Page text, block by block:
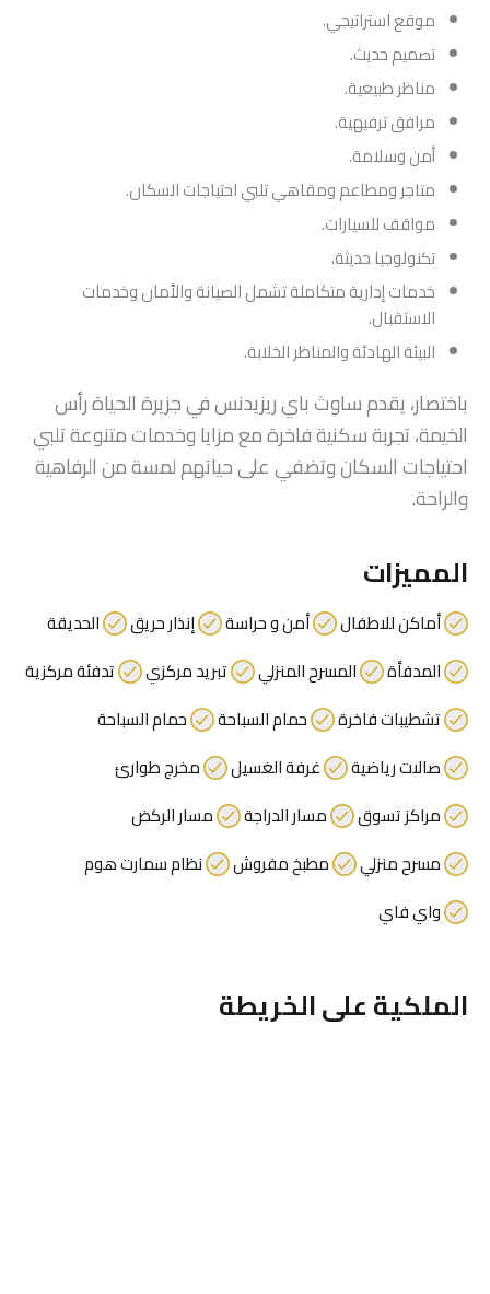
موقع استراتيجي.
تصميم حديث.
مناظر طبيعية.
مرافق ترفيهية.
أمن وسلامة.
متاجر ومطاعم ومقاهي تلبي احتياجات السكان.
مواقف للسيارات.
تكنولوجيا حديثة.
خدمات إدارية متكاملة تشمل الصيانة والأمان وخدمات
الاستقبال.
البيئة الهادئة والمناظر الخلابة.
باختصار، يقدم ساوث باي ريزيدنس في جزيرة الحياة رأس
الخيمة، تجربة سكنية فاخرة مع مزايا وخدمات متنوعة تلبي
احتياجات السكان وتضفي على حياتهم لمسة من الرفاهية
والراحة.
المميزات
أماكن للاطفال أمن و حراسة إنذار حريق
الحديقة
المدفأة
المسرح المنزلي تبريد مركزي
تدفئة مركزية
تشطيبات فاخرة
حمام السباحة
حمام السباحة
صالات رياضية
غرفة الغسيل
مخرج طوارئ
مراكز تسوق
مسار الدراجة
مسار الركض
مسرح منزلي
مطبخ مفروش
نظام سمارت هوم
واي فاي
الملكية على الخريطة